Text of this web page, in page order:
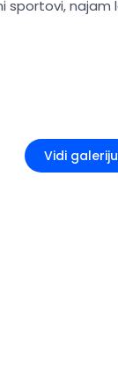
sportovi, najam
Vidi galeriju